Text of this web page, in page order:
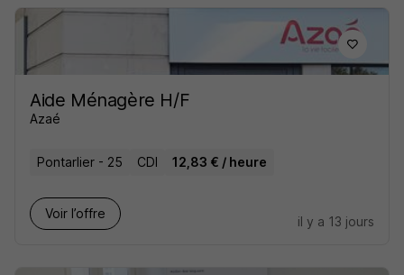
Aide Ménagère H/F
Azaé
Pontarlier - 25 CDI 12,83 € / heure
Voir l’offre
il y a 13 jours